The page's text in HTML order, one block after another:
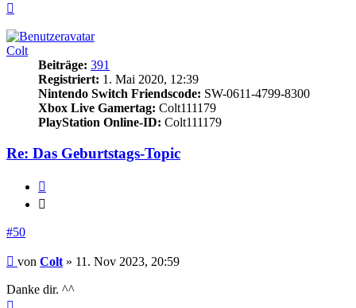
Colt
Beiträge: 391
Registriert: 1. Mai 2020, 12:39
Nintendo Switch Friendscode: SW-0611-4799-8300
Xbox Live Gamertag: Colt111179
PlayStation Online-ID: Colt111179
Re: Das Geburtstags-Topic
#50
Beitrag
von Colt » 11. Nov 2023, 20:59
Danke dir. ^^